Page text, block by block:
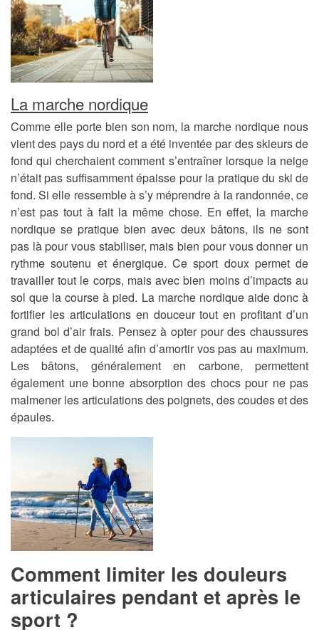
La marche nordique
Comme elle porte bien son nom, la marche nordique nous
vient des pays du nord et a été inventée par des skieurs de
fond qui cherchaient comment s’entraîner lorsque la neige
n’était pas suffisamment épaisse pour la pratique du ski de
fond. Si elle ressemble à s’y méprendre à la randonnée, ce
n’est pas tout à fait la même chose. En effet, la marche
nordique se pratique bien avec deux bâtons, ils ne sont
pas là pour vous stabiliser, mais bien pour vous donner un
rythme soutenu et énergique. Ce sport doux permet de
travailler tout le corps, mais avec bien moins d’impacts au
sol que la course à pied. La marche nordique aide donc à
fortifier les articulations en douceur tout en profitant d’un
grand bol d’air frais. Pensez à opter pour des chaussures
adaptées et de qualité afin d’amortir vos pas au maximum.
Les bâtons, généralement en carbone, permettent
également une bonne absorption des chocs pour ne pas
malmener les articulations des poignets, des coudes et des
épaules.
Comment limiter les douleurs
articulaires pendant et après le
sport ?